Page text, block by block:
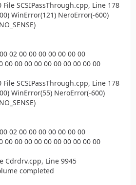
File SCSIPassThrough.cpp, Line 178
WinError(121) NeroError(-600)
02 00 00 00 00 00 00 00
00 00 00 00 00 00 00 00 00 00
File SCSIPassThrough.cpp, Line 178
WinError(55) NeroError(-600)
02 00 00 00 00 00 00 00
00 00 00 00 00 00 00 00 00 00
Cdrdrv.cpp, Line 9945
completed